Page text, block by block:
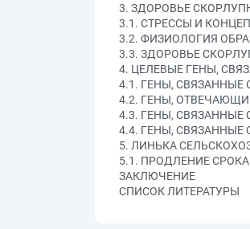
3. ЗДОРОВЬЕ
3.1. СТРЕССЫ И
3.2. ФИЗИОЛОГИЯ
3.3. ЗДОРОВЬЕ
4. ЦЕЛЕВЫЕ ГЕНЫ,
4.1. ГЕНЫ,
4.2. ГЕНЫ,
4.3. ГЕНЫ,
4.4. ГЕНЫ,
5. ЛИНЬКА
5.1. ПРОДЛЕНИЕ
ЗАКЛЮЧЕНИЕ
СПИСОК ЛИТЕРАТУРЫ